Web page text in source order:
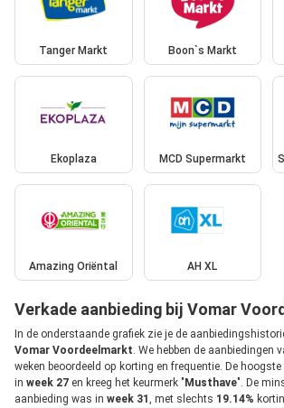
Tanger Markt Boon`s Markt
Ekoplaza MCD Supermarkt
Amazing Oriëntal AH XL
Verkade aanbieding bij Vomar
In de onderstaande grafiek zie je de
Vomar Voordeelmarkt. We hebben de aanbiedingen
weken beoordeeld op korting en frequentie. De
in week 27 en kreeg het keurmerk " Musthave". De
aanbieding was in week 31 , met slechts 19.14%